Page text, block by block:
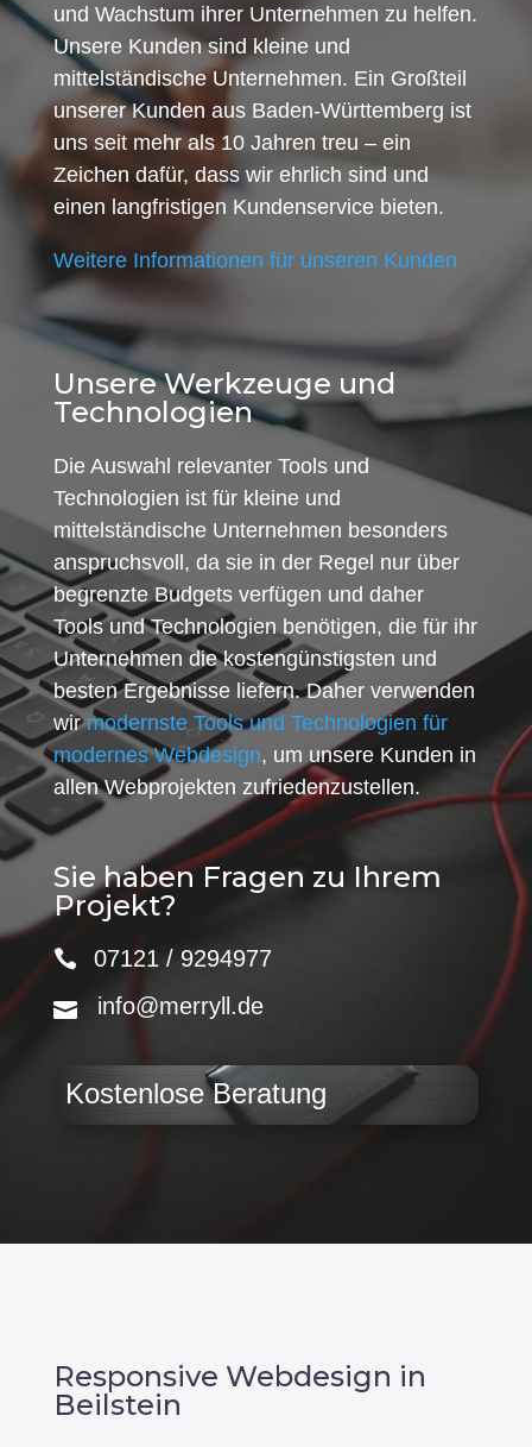
und Wachstum ihrer Unternehmen zu helfen.
Unsere Kunden sind kleine und
mittelständische Unternehmen. Ein Großteil
unserer Kunden aus Baden-Württemberg ist
uns seit mehr als 10 Jahren treu – ein
Zeichen dafür, dass wir ehrlich sind und
einen langfristigen Kundenservice bieten.
Weitere Informationen für unseren Kunden
Unsere Werkzeuge und
Technologien
Die Auswahl relevanter Tools und
Technologien ist für kleine und
mittelständische Unternehmen besonders
anspruchsvoll, da sie in der Regel nur über
begrenzte Budgets verfügen und daher
Tools und Technologien benötigen, die für ihr
Unternehmen die kostengünstigsten und
besten Ergebnisse liefern. Daher verwenden
wirmodernste Tools und Technologien für
modernes Webdesign, um unsere Kunden in
allen Webprojekten zufriedenzustellen.
Sie haben Fragen zu Ihrem
Projekt?
07121 / 9294977
info@merryll.de
Kostenlose Beratung
Responsive Webdesign in
Beilstein